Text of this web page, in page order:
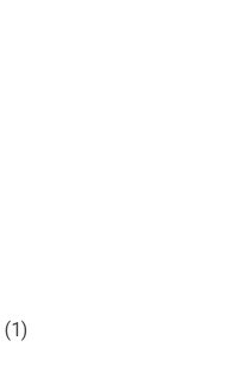
(1)